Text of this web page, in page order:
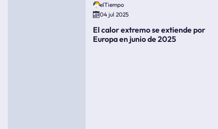
elTiempo
04 jul 2025
El calor extremo se extiende por
Europa en junio de 2025